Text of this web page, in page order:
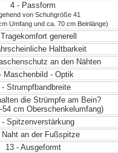
4 - Passform
von Schuhgröße 41
Umfang und ca. 70 cm Beinlänge)
generell
Haltbarkeit
an den Nähten
Maschenbild - Optik
- Strumpfbandbreite
die Strümpfe am Bein?
54 cm Oberschenkelumfang)
- Spitzenverstärkung
Naht an der Fußspitze
13 - Ausgeformt